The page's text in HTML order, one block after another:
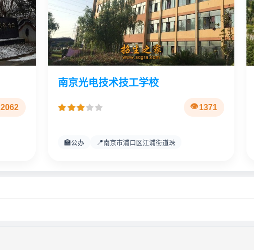
2062
南京光电技术技工学校
1371
🏫公办 📍南京市浦口区江浦街道珠